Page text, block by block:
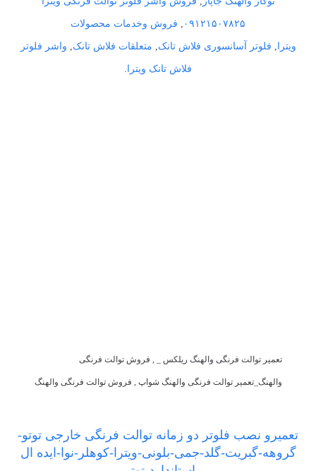
۰۹۱۲۱۵۰۷۸۲۵ , فروش وخدمات محصولات
ویترا , فلوتر آسانسوری فلاش تانک, متعلقات فلاش تانک, واشر فلوتر
فلاش تانک ویترا .
تعمیر توالت فرنگی والهنگ ریلکس _ , فروش توالت فرنگی
والهنگ_تعمیر توالت فرنگی والهنگ شواپ , فروش توالت فرنگی والهنگ
تعمیرو نصب فلوتر دو زمانه توالت فرنگی خارجی توتو-
گروهه-گبریت-گلد-جمی-بلونی-ویترا-کوهلر-نوا-ایده ال